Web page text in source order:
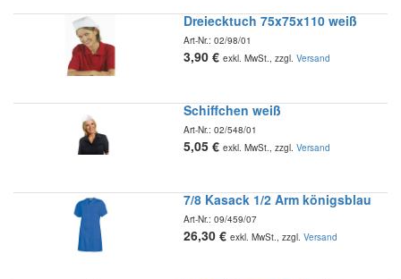
Dreiecktuch 75x75x110 weiß
Art-Nr.: 02/98/01
3,90 € exkl. MwSt., zzgl. Versand
Schiffchen weiß
Art-Nr.: 02/548/01
5,05 € exkl. MwSt., zzgl. Versand
7/8 Kasack 1/2 Arm königsblau
Art-Nr.: 09/459/07
26,30 € exkl. MwSt., zzgl. Versand